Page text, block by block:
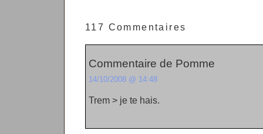
117 Commentaires
Commentaire de Pomme
14/10/2008 @ 14:48
Trem > je te hais.